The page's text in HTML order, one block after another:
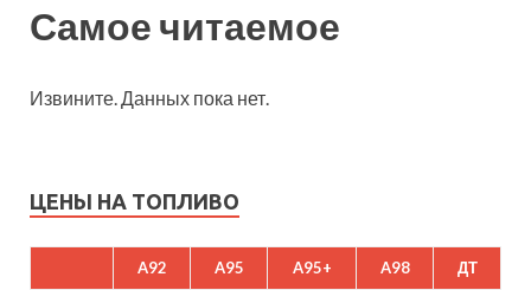
Самое читаемое
Извините. Данных пока нет.
ЦЕНЫ НА ТОПЛИВО
A92 A95 A95+ A98 ДТ